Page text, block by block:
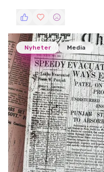
Nyheter Media